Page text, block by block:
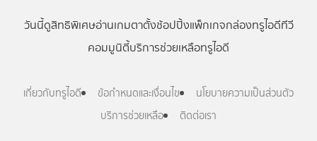
วันนี้ดูสิทธิพิเศษอ่านเกมตาตั้งช้อปปิ้งแพ็กเกจกล่องทรูไอดีทีวี
คอมมูนิตี้บริการช่วยเหลือทรูไอดี
เกี่ยวกับทรูไอดี ข้อกำหนดและเงื่อนไข
นโยบายความเป็นส่วนตัว
บริการช่วยเหลือ
ติดต่อเรา